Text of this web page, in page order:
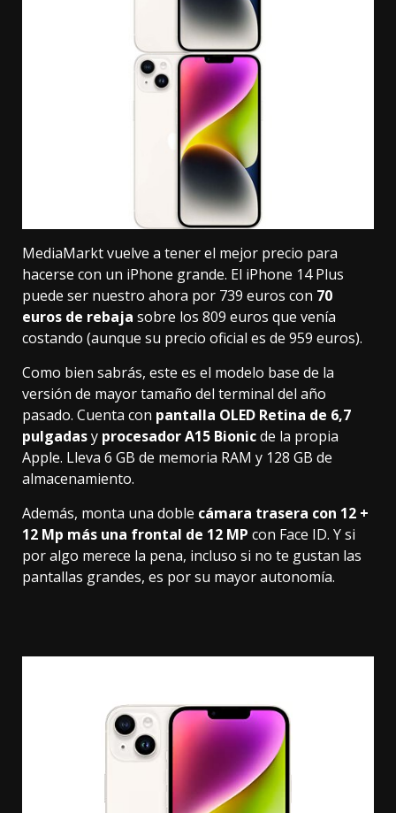
MediaMarkt vuelve a tener el mejor precio para
hacerse con un iPhone grande. El iPhone 14 Plus
puede ser nuestro ahora por 739 euros con 70
euros de rebaja sobre los 809 euros que venía
costando (aunque su precio oficial es de 959 euros).
Como bien sabrás, este es el modelo base de la
versión de mayor tamaño del terminal del año
pasado. Cuenta con pantalla OLED Retina de 6,7
pulgadasy procesador A15 Bionicde la propia
Apple. Lleva 6 GB de memoria RAM y 128 GB de
almacenamiento.
Además, monta una doble cámara trasera con 12 +
12 Mp más una frontal de 12 MP con Face ID. Y si
por algo merece la pena, incluso si no te gustan las
pantallas grandes, es por su mayor autonomía.